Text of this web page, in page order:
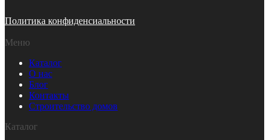
Политика конфиденсиальности
Меню
Каталог
О нас
Блог
Контакты
Строительство домов
Каталог